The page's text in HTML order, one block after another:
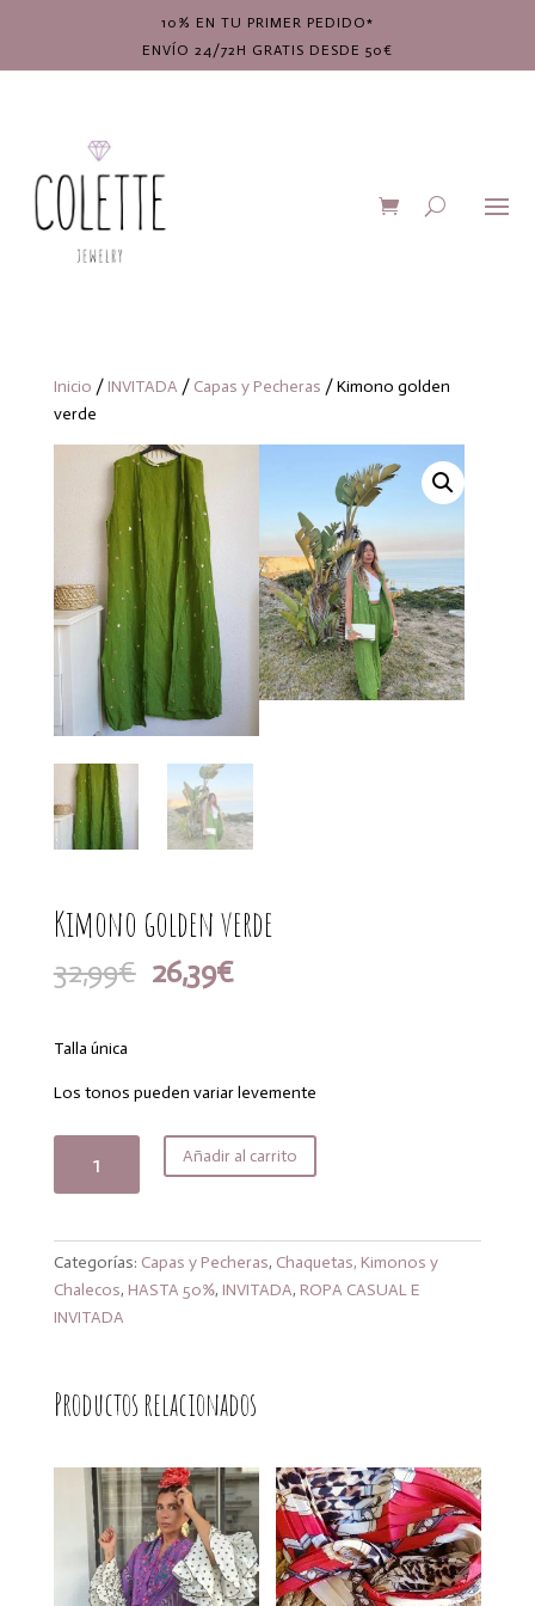
10% EN TU PRIMER PEDIDO*
ENVÍO 24/72H GRATIS DESDE 50€
Inicio / INVITADA / Capas y Pecheras / Kimono golden
verde
Kimono golden verde
32,99€ El
precio
32,99€.
26,39€El
26,39€.
Talla única
Los tonos pueden variar levemente
golden
Añadir al carrito
Categorías: Capas y Pecheras, Chaquetas, Kimonos y
Chalecos, HASTA 50%, INVITADA, ROPA CASUAL E
INVITADA
Productos relacionados